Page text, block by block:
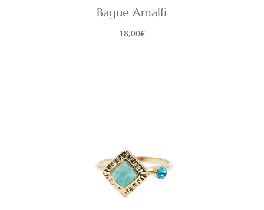
Bague Amalfi
18,00€